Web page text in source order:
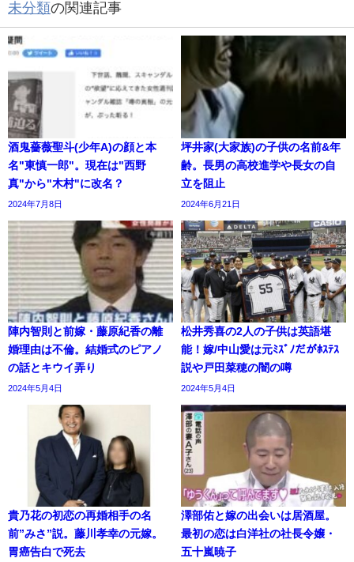
未分類の関連記事
酒鬼薔薇聖斗(少年A)の顔と本
名"東慎一郎"。現在は"西野
真"から"木村"に改名？
2024年7月8日
坪井家(大家族)の子供の名前&年
齢。長男の高校進学や長女の自
立を阻止
2024年6月21日
陣内智則と前嫁・藤原紀香の離
婚理由は不倫。結婚式のピアノ
の話とキウイ弄り
2024年5月4日
松井秀喜の2人の子供は英語堪
能！嫁/中山愛は元ﾐｽﾞﾉだがﾎｽﾃｽ
説や戸田菜穂の闇の噂
2024年5月4日
貴乃花の初恋の再婚相手の名
前”みさ”説。藤川孝幸の元嫁。
胃癌告白で死去
澤部佑と嫁の出会いは居酒屋。
最初の恋は白洋社の社長令嬢・
五十嵐暁子